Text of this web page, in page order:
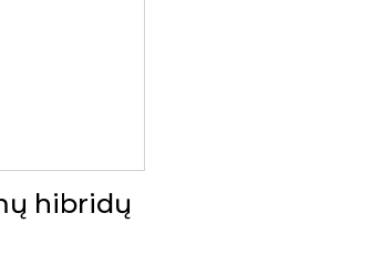
hibridų